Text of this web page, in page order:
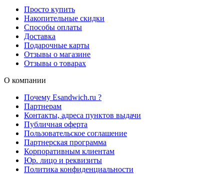
Просто купить
Накопительные скидки
Способы оплаты
Доставка
Подарочные карты
Отзывы о магазине
Отзывы о товарах
О компании
Почему Esandwich.ru ?
Партнерам
Контакты, адреса пунктов выдачи
Публичная оферта
Пользовательское соглашение
Партнерская программа
Корпоративным клиентам
Юр. лицо и реквизиты
Политика конфиденциальности